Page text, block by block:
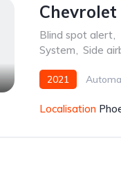
Blind spot alert,
System, Side
2021
Localisation